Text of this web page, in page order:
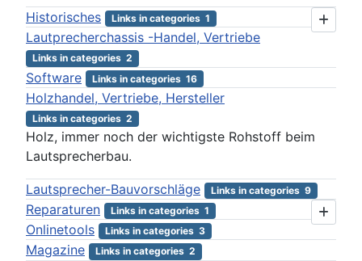
Historisches Links in categories 1
Lautprecherchassis -Handel, Vertriebe
Links in categories 2
Software Links in categories 16
Holzhandel, Vertriebe, Hersteller
Links in categories 2
Holz, immer noch der wichtigste Rohstoff beim
Lautsprecherbau.
Lautsprecher-Bauvorschläge Links in categories 9
Reparaturen Links in categories 1
Onlinetools Links in categories 3
Magazine Links in categories 2